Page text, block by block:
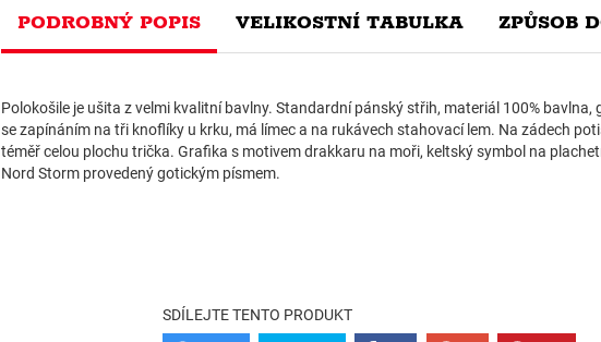
PODROBNÝ POPIS VELIKOSTNÍ TABULKA ZPŮSOB
Polokošile je ušita z velmi kvalitní bavlny. Standardní pánský střih, materiál 100% bavlna,
se zapínáním na tři knoflíky u krku, má límec a na rukávech stahovací lem. Na zádech
téměř celou plochu trička. Grafika s motivem drakkaru na moři, keltský symbol na
Nord Storm provedený gotickým písmem.
SDÍLEJTE TENTO PRODUKT